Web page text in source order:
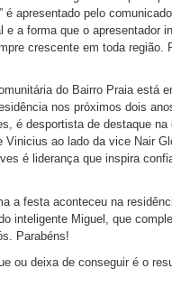
é apresentado pelo
a forma que o apresentador
crescente em toda região.
do Bairro Praia está
nos próximos dois
é desportista de destaque na
ao lado da vice Nair
é liderança que inspira
a festa aconteceu na
inteligente Miguel, que
Parabéns!
ou deixa de conseguir é o